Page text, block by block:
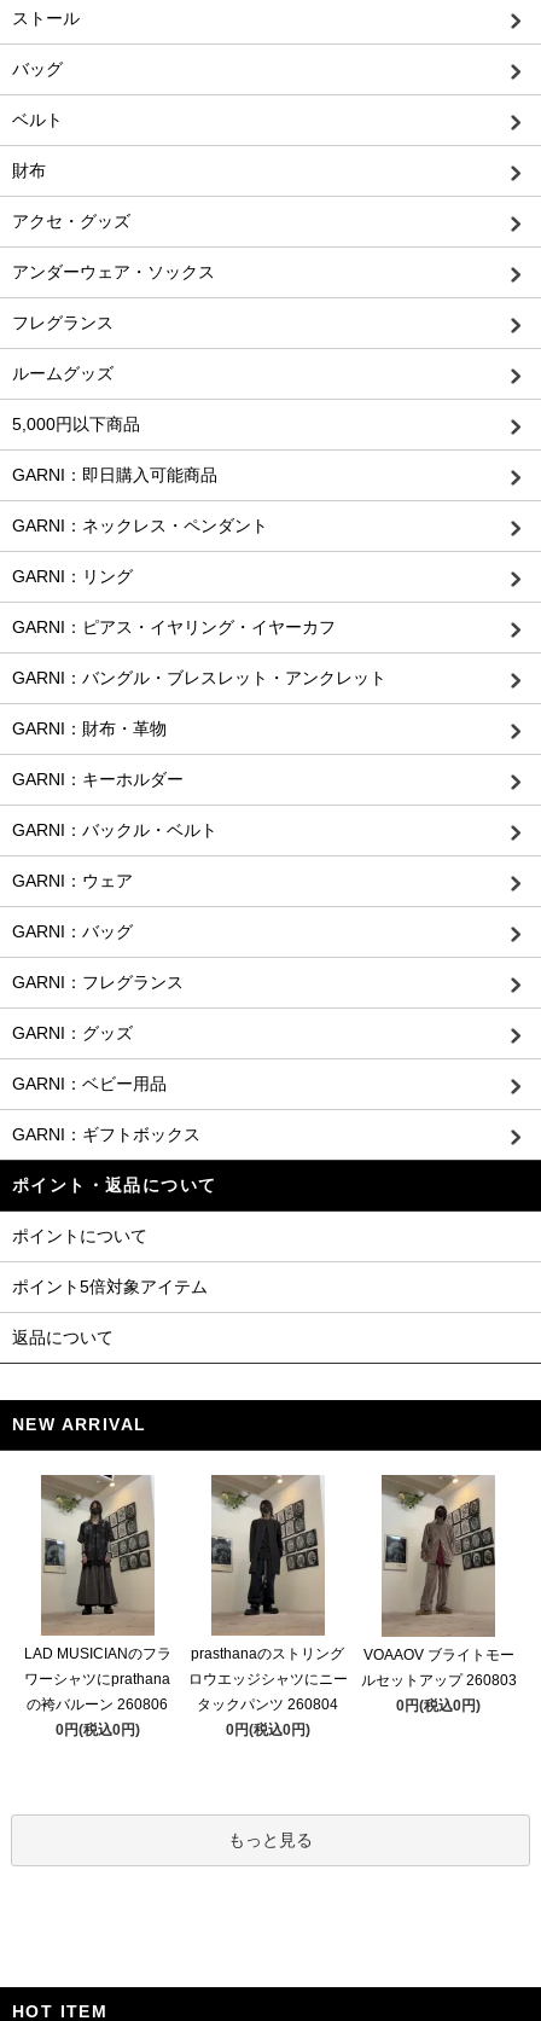
ストール
バッグ
ベルト
財布
アクセ・グッズ
アンダーウェア・ソックス
フレグランス
ルームグッズ
5,000円以下商品
GARNI：即日購入可能商品
GARNI：ネックレス・ペンダント
GARNI：リング
GARNI：ピアス・イヤリング・イヤーカフ
GARNI：バングル・ブレスレット・アンクレット
GARNI：財布・革物
GARNI：キーホルダー
GARNI：バックル・ベルト
GARNI：ウェア
GARNI：バッグ
GARNI：フレグランス
GARNI：グッズ
GARNI：ベビー用品
GARNI：ギフトボックス
ポイント・返品について
ポイントについて
ポイント5倍対象アイテム
返品について
NEW ARRIVAL
LAD MUSICIANのフラ
ワーシャツにprathana
の袴バルーン 260806
0円(税込0円)
prasthanaのストリング
ロウエッジシャツにニー
タックパンツ 260804
0円(税込0円)
VOAAOV ブライトモー
ルセットアップ 260803
0円(税込0円)
もっと見る
HOT ITEM